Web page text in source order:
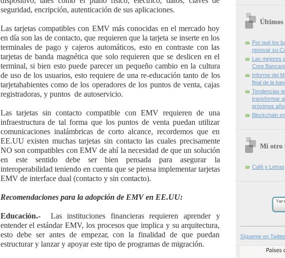
seguridad, encripción, autenticación de sus aplicaciones.
Las tarjetas compatibles con EMV más conocidas en el mercado hoy
en día son las de contacto, que requieren que la tarjeta se inserte en los
terminales de pago y cajeros automáticos, esto en contraste con las
tarjetas de banda magnética que solo requieren que se deslicen en el
terminal, si bien esto puede parecer un pequeño cambio en la cultura
de uso de los usuarios, esto requiere de una re-educación tanto de los
tarjetahabientes como de los operadores de los puntos de venta, cajas
registradoras, y puntos de autoservicio.
Las tarjetas sin contacto compatible con EMV requieren de una
infraestructura de tal forma que los puntos de venta puedan utilizar
comunicaciones inalámbricas de corto alcance, recordemos que en
EE.UU existen muchas tarjetas sin contacto las cuales precisamente
NO son compatibles con EMV de ahí la necesidad de que un solución
en este sentido debe ser bien pensada para asegurar la
interoperabilidad teniendo en cuenta que se piensa implementar tarjetas
EMV de interface dual (contacto y sin contacto).
Recomendaciones para la adopción de EMV en EE.UU:
Educación.-Las instituciones financieras requieren aprender y
entender el estándar EMV, los procesos que implica y su arquitectura,
esto debe ser antes de empezar, con la finalidad de que puedan
estructurar y lanzar y apoyar este tipo de programas de migración.
Últimos
Por qué los
renovar su
Las mejores
Core
Informe del
final de la
Tendencias
transformar
próximos
Blockchain
Mi otro
Café y Letras
Sígueme en